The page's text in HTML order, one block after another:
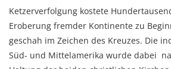
Ketzerverfolgung kostete
Eroberung fremder Kontinente zu
geschah im Zeichen des Kreuzes. Die
Süd- und Mittelamerika wurde dabei